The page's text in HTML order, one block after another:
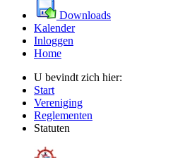
Downloads
Kalender
Inloggen
Home
U bevindt zich hier:
Start
Vereniging
Reglementen
Statuten